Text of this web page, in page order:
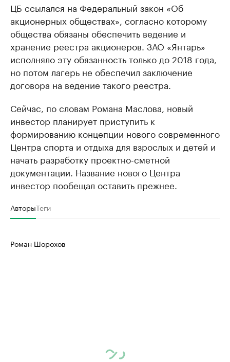
ЦБ ссылался на Федеральный закон «Об
акционерных обществах», согласно которому
общества обязаны обеспечить ведение и
хранение реестра акционеров. ЗАО «Янтарь»
исполняло эту обязанность только до 2018 года,
но потом лагерь не обеспечил заключение
договора на ведение такого реестра.
Сейчас, по словам Романа Маслова, новый
инвестор планирует приступить к
формированию концепции нового современного
Центра спорта и отдыха для взрослых и детей и
начать разработку проектно-сметной
документации. Название нового Центра
инвестор пообещал оставить прежнее.
АвторыТеги
Роман Шорохов